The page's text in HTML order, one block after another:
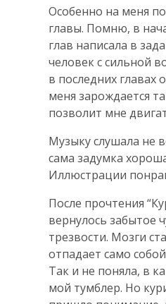
Особенно на меня
главы. Помню, в
глав написала в
человек с сильной
в последних главах
меня зарождается
позволит мне
Музыку слушала не
сама задумка
Иллюстрации
После прочтения
вернулось забытое
трезвости. Мозги
отпадает само
Так и не поняла, в
мой тумблер. Но